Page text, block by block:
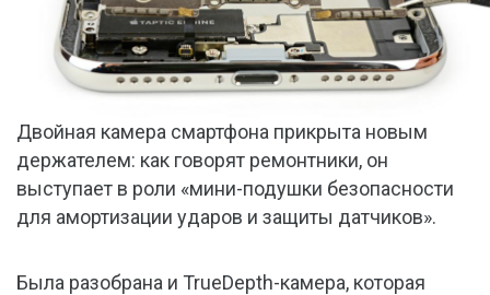
Двойная камера смартфона прикрыта новым
держателем: как говорят ремонтники, он
выступает в роли «мини-подушки безопасности
для амортизации ударов и защиты датчиков».
Была разобрана и TrueDepth-камера, которая